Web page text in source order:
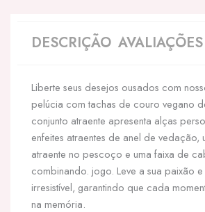
ENFERMEIRA
DESCRIÇÃO
Liberte seus desejos ousados com
pelúcia com tachas de couro vegano
conjunto atraente apresenta alças
enfeites atraentes de anel de vedação,
atraente no pescoço e uma faixa de
combinando. jogo. Leve a sua paixão
irresistível, garantindo que cada
na memória.